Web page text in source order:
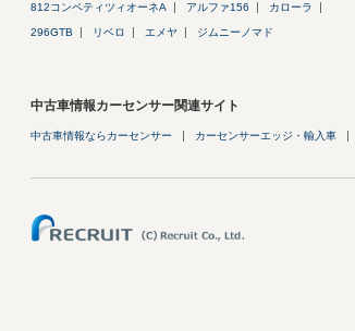
812コンペティツィオーネA アルファ156 カローラ
296GTB リベロ エメヤ ジムニーノマド
中古車情報カーセンサー関連サイト
中古車情報ならカーセンサー カーセンサーエッジ・輸入車